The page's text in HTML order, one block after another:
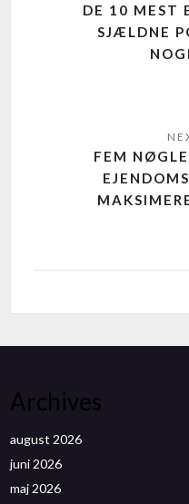
DE 10 MEST
SJÆLDNE
FEM
Archives
august 2026
juni 2026
maj 2026